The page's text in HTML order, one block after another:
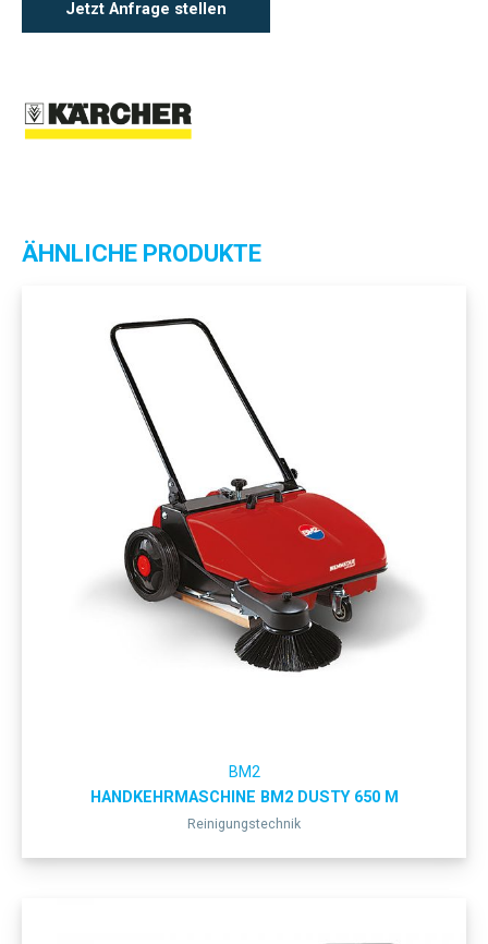
Jetzt Anfrage stellen
ÄHNLICHE PRODUKTE
BM2
HANDKEHRMASCHINE BM2 DUSTY 650 M
Reinigungstechnik